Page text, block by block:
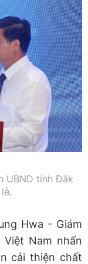
UBND tỉnh Đắk
Hwa - Giám
Việt Nam nhấn
cải thiện chất